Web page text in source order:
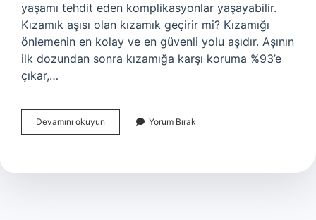
yaşamı tehdit eden komplikasyonlar yaşayabilir.
Kızamık aşısı olan kızamık geçirir mi? Kızamığı
önlemenin en kolay ve en güvenli yolu aşıdır. Aşının
ilk dozundan sonra kızamığa karşı koruma %93’e
çıkar,…
Devamını okuyun
Geçiren
Geçirir
Yorum Bırak